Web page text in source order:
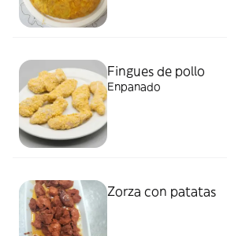
Fingues de pollo
Enpanado
Zorza con patatas